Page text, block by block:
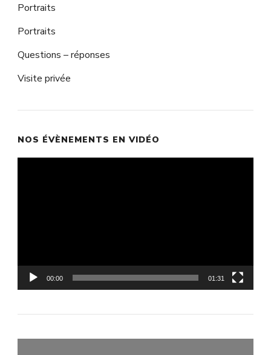
Portraits
Portraits
Questions – réponses
Visite privée
NOS ÉVÈNEMENTS EN VIDÉO
00:00 01:31